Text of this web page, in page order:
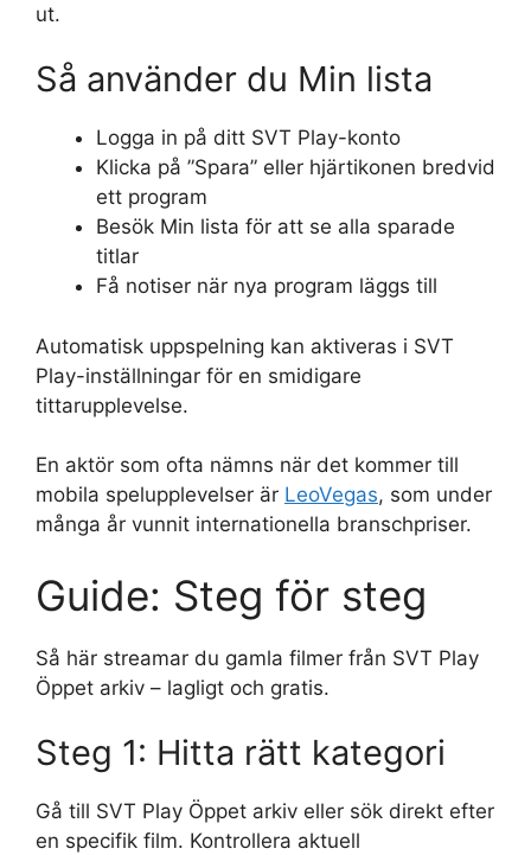
ut.
Så använder du Min lista
Logga in på ditt SVT Play-konto
Klicka på ”Spara” eller hjärtikonen bredvid
ett program
Besök Min lista för att se alla sparade
titlar
Få notiser när nya program läggs till
Automatisk uppspelning kan aktiveras i SVT
Play-inställningar för en smidigare
tittarupplevelse.
En aktör som ofta nämns när det kommer till
mobila spelupplevelser är LeoVegas, som under
många år vunnit internationella branschpriser.
Guide: Steg för steg
Så här streamar du gamla filmer från SVT Play
Öppet arkiv – lagligt och gratis.
Steg 1: Hitta rätt kategori
Gå till SVT Play Öppet arkiv eller sök direkt efter
en specifik film. Kontrollera aktuell